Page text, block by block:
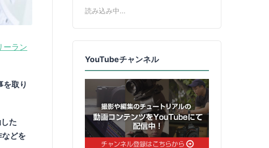
ーラン
を取り
た
どを
読み込み中...
YouTubeチャンネル